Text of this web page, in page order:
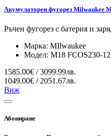
Акумулаторен фугорез Milwaukee
Ръчен фугорез с батерия и
Марка: MIlwaukee
Модел: M18 FCOS230-
1585.00€ / 3099.99лв.
1049.00€ / 2051.67лв.
Виж
Абониране